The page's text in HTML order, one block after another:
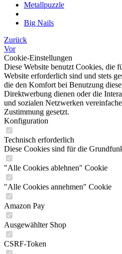
Metallpuzzle
Big Nails
Zurück
Vor
Cookie-Einstellungen
Diese Website benutzt Cookies, die
Website erforderlich sind und stets
die den Komfort bei Benutzung
Direktwerbung dienen oder die
und sozialen Netzwerken
Zustimmung gesetzt.
Konfiguration
Technisch erforderlich
Diese Cookies sind für die
"Alle Cookies ablehnen" Cookie
"Alle Cookies annehmen" Cookie
Amazon Pay
Ausgewählter Shop
CSRF-Token